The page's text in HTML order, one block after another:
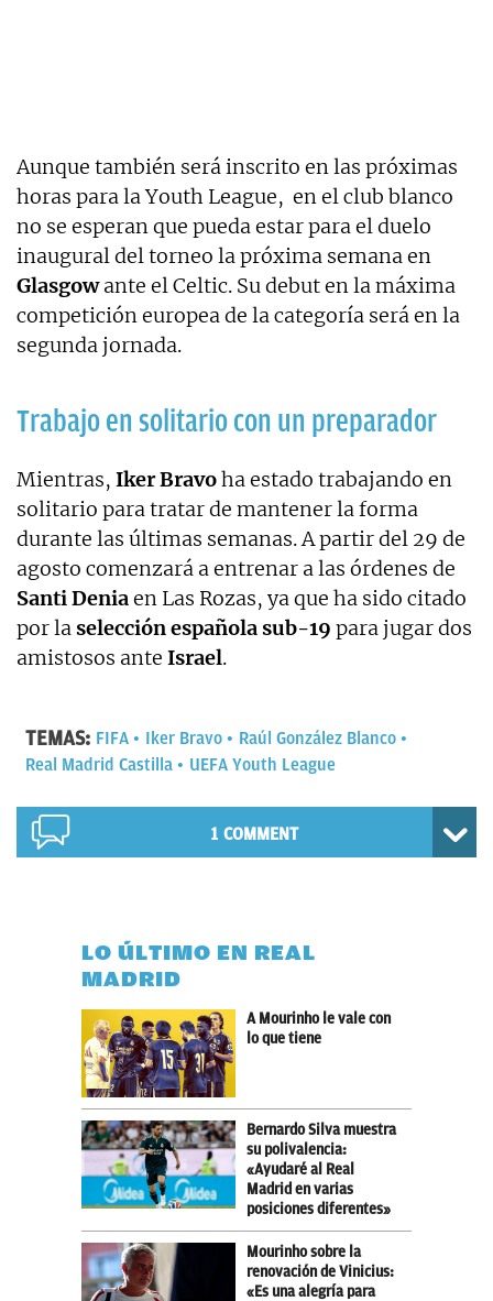
Aunque también será inscrito en las próximas
horas para la Youth League, en el club blanco
no se esperan que pueda estar para el duelo
inaugural del torneo la próxima semana en
Glasgowante el Celtic. Su debut en la máxima
competición europea de la categoría será en la
segunda jornada.
Trabajo en solitario con un preparador
Mientras, Iker Bravoha estado trabajando en
solitario para tratar de mantener la forma
durante las últimas semanas. A partir del 29 de
agosto comenzará a entrenar a las órdenes de
Santi Deniaen Las Rozas, ya que ha sido citado
por laselección española sub-19 para jugar dos
amistosos ante Israel.
TEMAS: FIFA Iker Bravo
Raúl González Blanco
Real Madrid Castilla
UEFA Youth League
1 COMMENT
LO ÚLTIMO EN REAL
MADRID
A Mourinho le vale con
lo que tiene
Bernardo Silva muestra
su polivalencia:
«Ayudaré al Real
Madrid en varias
posiciones diferentes»
Mourinho sobre la
renovación de Vinicius:
«Es una alegría para